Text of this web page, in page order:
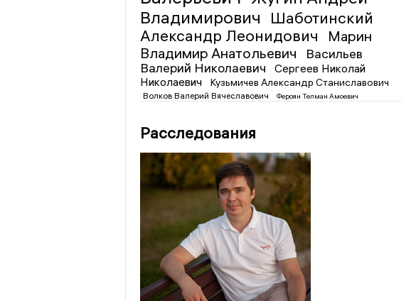
Владимирович
Шаботинский
Александр Леонидович
Марин
Владимир Анатольевич
Васильев
Валерий Николаевич
Сергеев Николай
Николаевич
Кузьмичев Александр Станиславович
Волков Валерий Вячеславович Фероян Телман Амоевич
Расследования